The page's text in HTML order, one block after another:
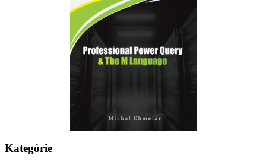
Kategórie